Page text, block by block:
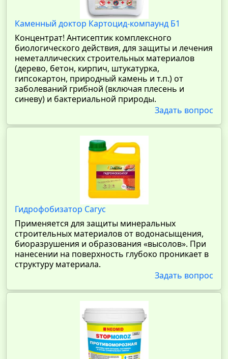
Каменный доктор Картоцид-компаунд Б1
Концентрат! Антисептик комплексного
биологического действия, для защиты и лечения
неметаллических строительных материалов
(дерево, бетон, кирпич, штукатурка,
гипсокартон, природный камень и т.п.) от
заболеваний грибной (включая плесень и
синеву) и бактериальной природы.
Задать вопрос
Гидрофобизатор Сагус
Применяется для защиты минеральных
строительных материалов от водонасыщения,
биоразрушения и образования «высолов». При
нанесении на поверхность глубоко проникает в
структуру материала.
Задать вопрос